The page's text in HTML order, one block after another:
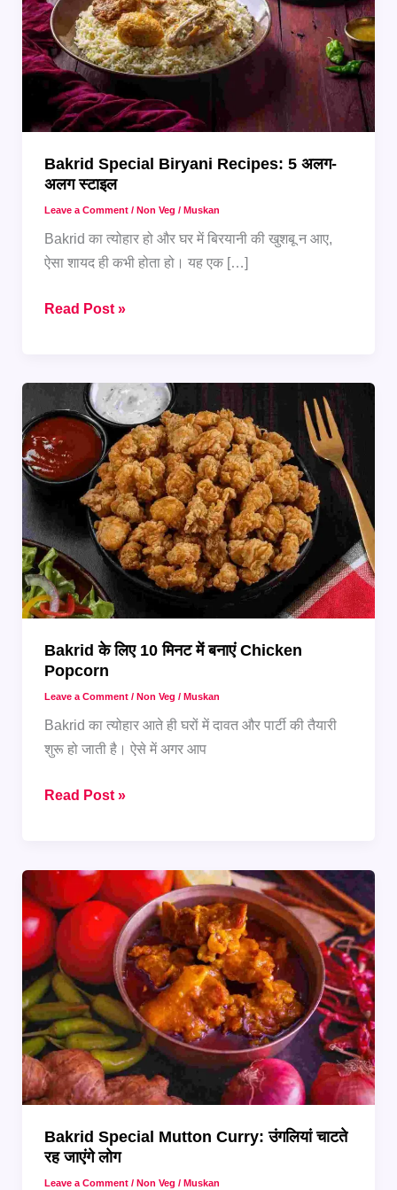
Bakrid Special Biryani Recipes: 5 अलग-
अलग स्टाइल
Leave a Comment / Non Veg / Muskan
Bakrid का त्योहार हो और घर में बिरयानी की खुशबू न आए,
ऐसा शायद ही कभी होता हो। यह एक […]
Bakrid
Recipes:
अलग-
अलग
स्टाइल
Read Post »
Bakrid के लिए 10 मिनट में बनाएं Chicken
Popcorn
Leave a Comment / Non Veg / Muskan
Bakrid का त्योहार आते ही घरों में दावत और पार्टी की तैयारी
शुरू हो जाती है। ऐसे में अगर आप
Bakrid
मिनट
में
बनाएं
Chicken
Popcorn
Read Post »
Bakrid Special Mutton Curry: उंगलियां चाटते
रह जाएंगे लोग
Leave a Comment / Non Veg / Muskan